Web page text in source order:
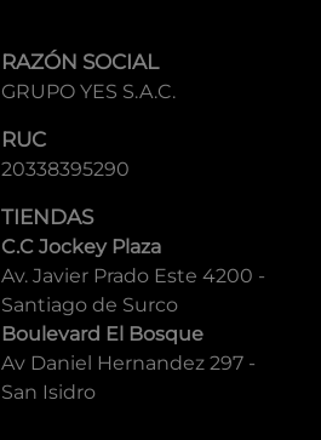
RAZÓN SOCIAL
GRUPO YES S.A.C.
RUC
20338395290
TIENDAS
C.C Jockey Plaza
Av. Javier Prado Este 4200 -
Santiago de Surco
Boulevard El Bosque
Av Daniel Hernandez 297 -
San Isidro